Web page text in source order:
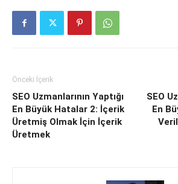
Önceki İçerik
SEO Uzmanlarının Yaptığı
En Büyük Hatalar 2: İçerik
Üretmiş Olmak İçin İçerik
Üretmek
SEO
En